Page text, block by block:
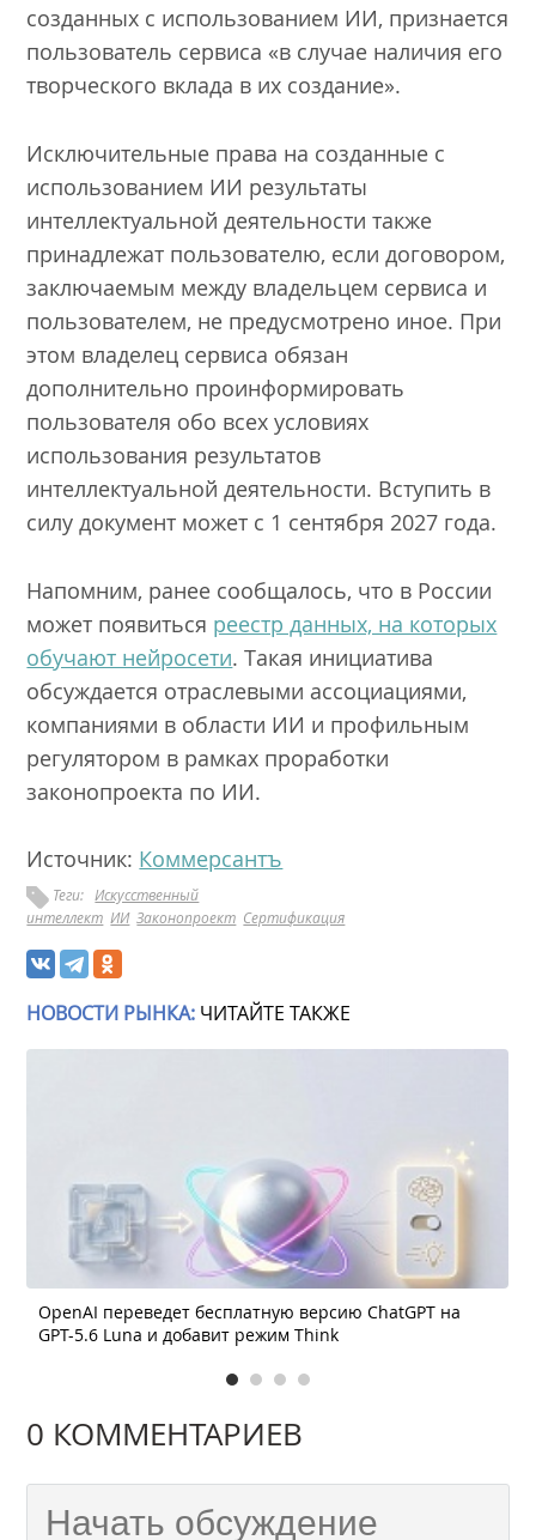
созданных с использованием ИИ, признается
пользователь сервиса «в случае наличия его
творческого вклада в их создание».
Исключительные права на созданные с
использованием ИИ результаты
интеллектуальной деятельности также
принадлежат пользователю, если договором,
заключаемым между владельцем сервиса и
пользователем, не предусмотрено иное. При
этом владелец сервиса обязан
дополнительно проинформировать
пользователя обо всех условиях
использования результатов
интеллектуальной деятельности. Вступить в
силу документ может с 1 сентября 2027 года.
Напомним, ранее сообщалось, что в России
может появиться реестр данных, на которых
обучают нейросети. Такая инициатива
обсуждается отраслевыми ассоциациями,
компаниями в области ИИ и профильным
регулятором в рамках проработки
законопроекта по ИИ.
Источник: Коммерсантъ
Теги:
Искусственный
интеллект ИИ Законопроект Сертификация
НОВОСТИ РЫНКА: ЧИТАЙТЕ ТАКЖЕ
OpenAI переведет бесплатную версию ChatGPT на
GPT-5.6 Luna и добавит режим Think
0 КОММЕНТАРИЕВ